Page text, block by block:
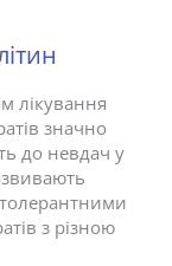
лікування
значно
до невдач у
з різною